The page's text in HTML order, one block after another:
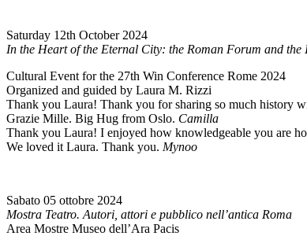
Saturday 12th October 2024
In the Heart of the Eternal City: the Roman Forum and
Cultural Event for the 27th Win Conference Rome 2024
Organized and guided by Laura M. Rizzi
Thank you Laura! Thank you for sharing so much history
Grazie Mille. Big Hug from Oslo. Camilla
Thank you Laura! I enjoyed how knowledgeable you are
We loved it Laura. Thank you. Mynoo
Sabato 05 ottobre 2024
Mostra Teatro. Autori, attori e pubblico nell’antica Roma
Area Mostre Museo dell’Ara Pacis